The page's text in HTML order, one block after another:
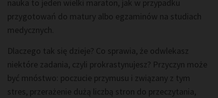
nauka to jeden wielki maraton, jak w przypadku
przygotowań do matury albo egzaminów na studiach
medycznych.
Dlaczego tak się dzieje? Co sprawia, że odwlekasz
niektóre zadania, czyli prokrastynujesz? Przyczyn może
być mnóstwo: poczucie przymusu i związany z tym
stres, przerażenie dużą liczbą stron do przeczytania,